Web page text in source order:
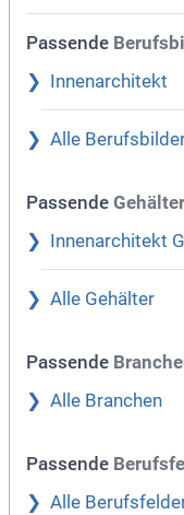
Passende
Innenarchitekt
Alle
Passende Gehälter
Innenarchitekt
Alle Gehälter
Passende
Alle Branchen
Passende
Alle